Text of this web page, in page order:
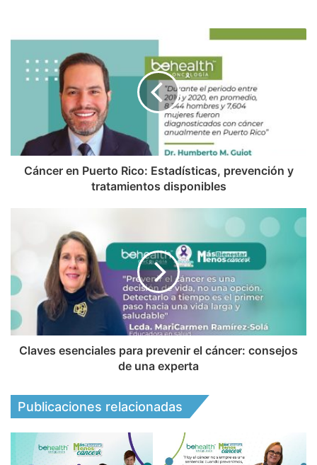
Cáncer en Puerto Rico: Estadísticas, prevención y
tratamientos disponibles
Claves esenciales para prevenir el cáncer: consejos
de una experta
Publicaciones relacionadas